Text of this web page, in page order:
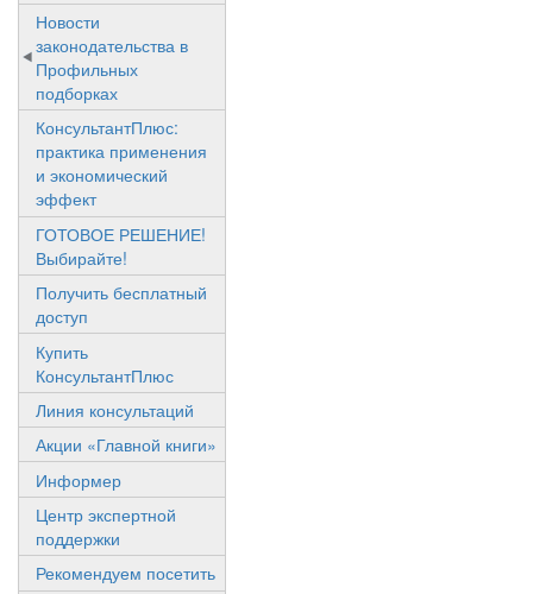
Новости
законодательства в
Профильных
подборках
КонсультантПлюс:
практика применения
и экономический
эффект
ГОТОВОЕ РЕШЕНИЕ!
Выбирайте!
Получить бесплатный
доступ
Купить
КонсультантПлюс
Линия консультаций
Акции «Главной книги»
Информер
Центр экспертной
поддержки
Рекомендуем посетить